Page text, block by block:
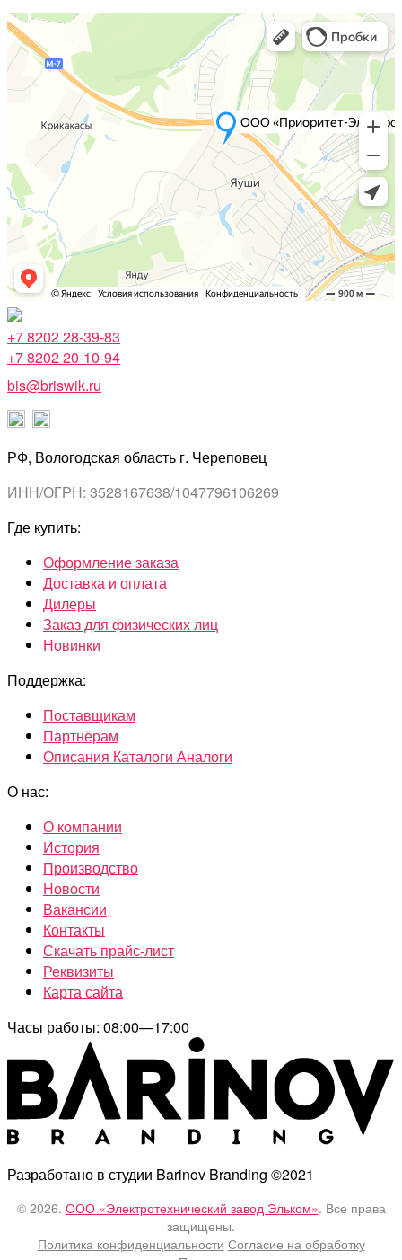
+7 8202 28-39-83
+7 8202 20-10-94
bis@briswik.ru
РФ, Вологодская область г. Череповец
ИНН/ОГРН: 3528167638/1047796106269
Где купить:
Оформление заказа
Доставка и оплата
Дилеры
Заказ для физических лиц
Новинки
Поддержка:
Поставщикам
Партнёрам
Описания Каталоги Аналоги
О нас:
О компании
История
Производство
Новости
Вакансии
Контакты
Скачать прайс-лист
Реквизиты
Карта сайта
Часы работы: 08:00—17:00
Разработано в студии Barinov Branding ©2021
© 2026. ООО «Электротехнический завод Эльком». Все права
защищены.
Политика конфиденциальности Согласие на обработку